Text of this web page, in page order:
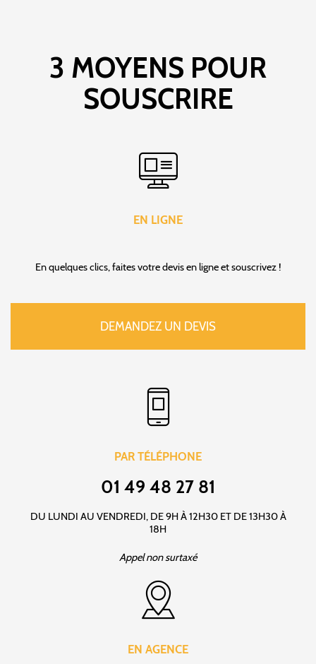
3 MOYENS POUR
SOUSCRIRE
EN LIGNE
En quelques clics, faites votre devis en ligne et souscrivez !
DEMANDEZ UN DEVIS
PAR TÉLÉPHONE
01 49 48 27 81
DU LUNDI AU VENDREDI, DE 9H À 12H30 ET DE 13H30 À
18H
Appel non surtaxé
EN AGENCE